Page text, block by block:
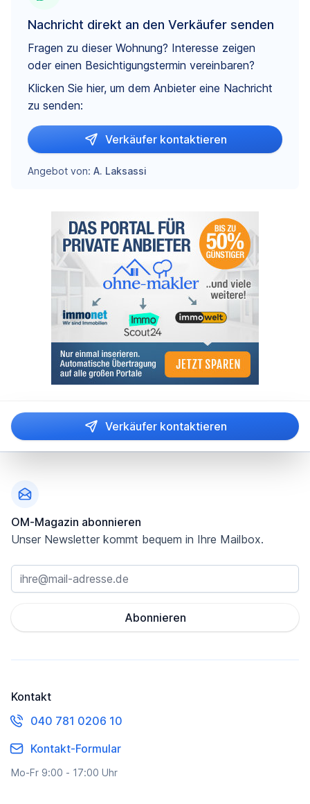
Nachricht direkt an den Verkäufer senden
Fragen zu dieser Wohnung? Interesse zeigen
oder einen Besichtigungstermin vereinbaren?
Klicken Sie hier, um dem Anbieter eine Nachricht
zu senden:
Verkäufer kontaktieren
Angebot von: A. Laksassi
Verkäufer kontaktieren
OM-Magazin abonnieren
Unser Newsletter kommt bequem in Ihre Mailbox.
Abonnieren
Kontakt
040 781 0206 10
Kontakt-Formular
Mo-Fr 9:00 - 17:00 Uhr